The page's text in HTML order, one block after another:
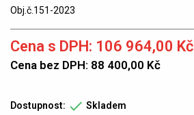
Obj.č.151-2023
Cena s DPH: 106 964,00 Kč
Cena bez DPH: 88 400,00 Kč
Dostupnost:  Skladem